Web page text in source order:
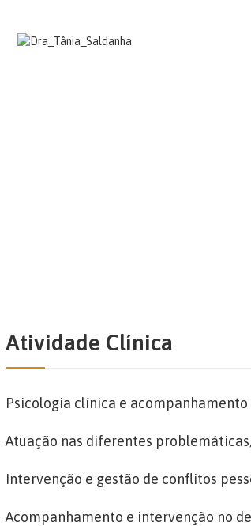
Atividade Clínica
Psicologia clínica e
Atuação nas diferentes
Intervenção e gestão de conflitos
Acompanhamento e intervenção no